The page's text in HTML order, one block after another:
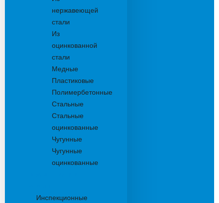
нержавеющей
стали
Из
оцинкованной
стали
Медные
Пластиковые
Полимербетонные
Стальные
Стальные
оцинкованные
Чугунные
Чугунные
оцинкованные
Инспекционные